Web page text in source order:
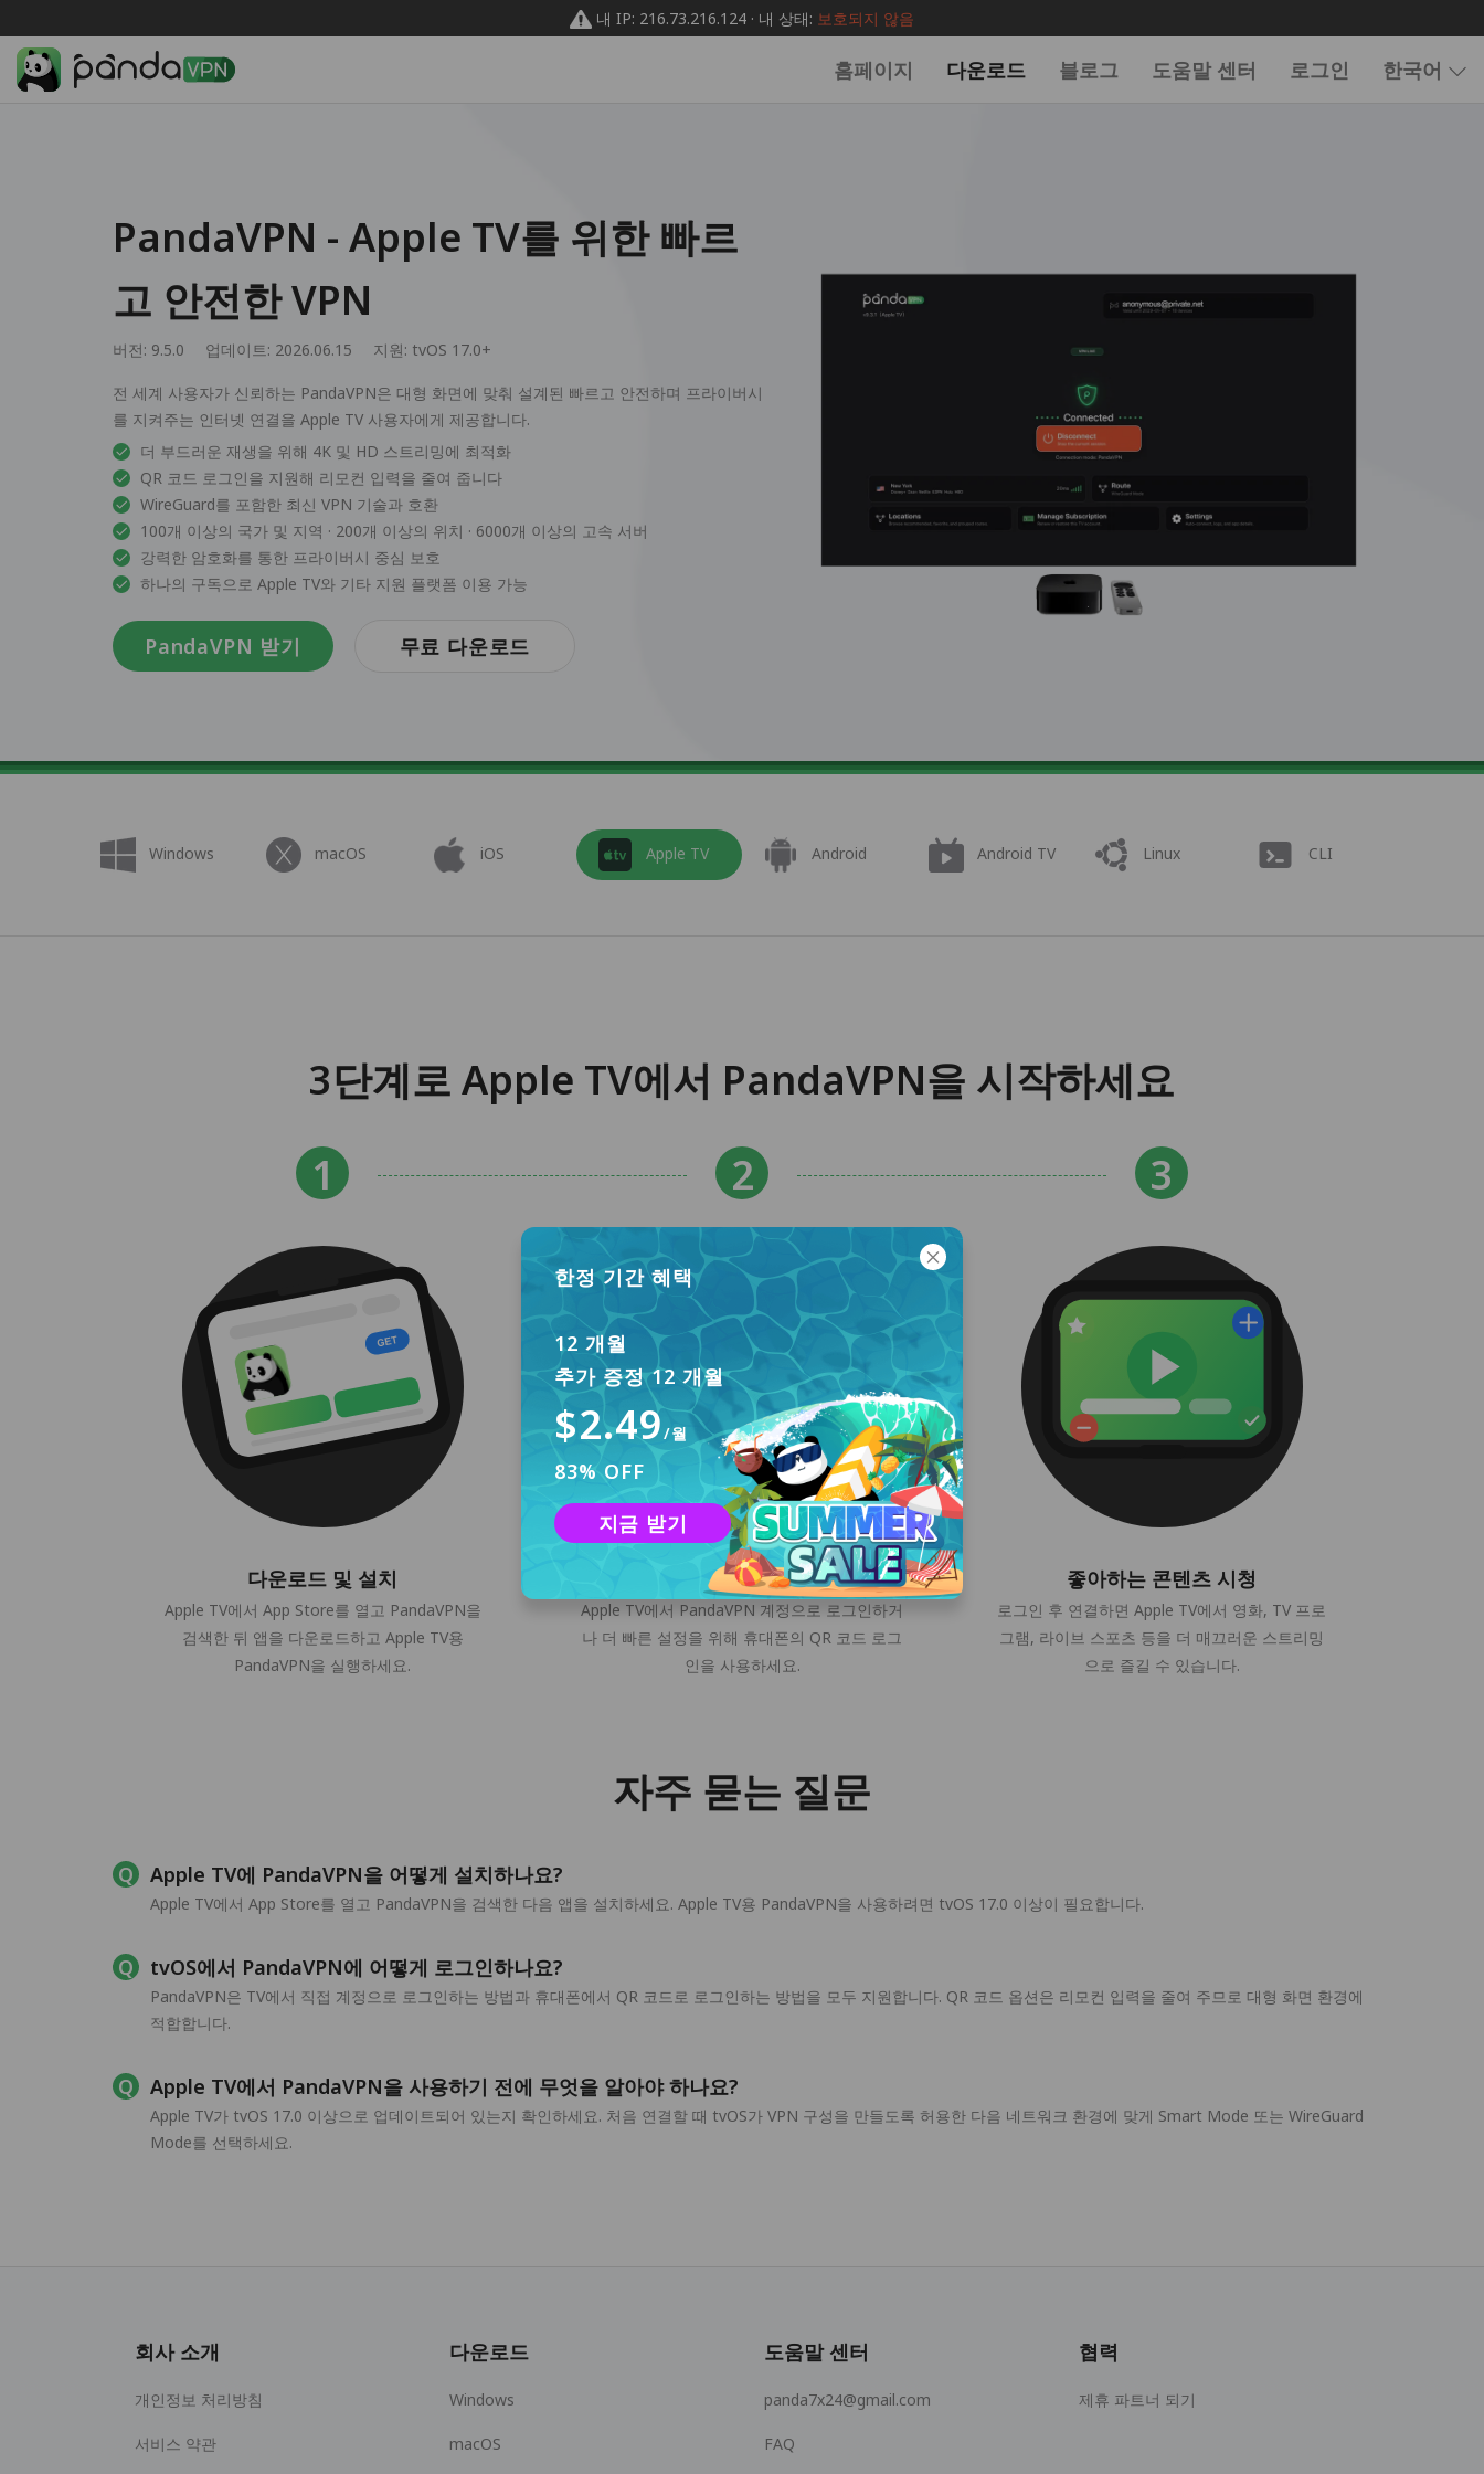
내 IP: 216.73.216.124 · 내 상태: 보호되지 않음
홈페이지 다운로드 블로그 도움말 센터 로그인 한국어
PandaVPN - Apple TV를 위한 빠르
고 안전한 VPN
버전: 9.5.0 업데이트: 2026.06.15 지원: tvOS 17.0+
전 세계 사용자가 신뢰하는 PandaVPN은 대형 화면에 맞춰 설계된 빠르고 안전하며 프라이버시
를 지켜주는 인터넷 연결을 Apple TV 사용자에게 제공합니다.
더 부드러운 재생을 위해 4K 및 HD 스트리밍에 최적화
QR 코드 로그인을 지원해 리모컨 입력을 줄여 줍니다
WireGuard를 포함한 최신 VPN 기술과 호환
100개 이상의 국가 및 지역 · 200개 이상의 위치 · 6000개 이상의 고속 서버
강력한 암호화를 통한 프라이버시 중심 보호
하나의 구독으로 Apple TV와 기타 지원 플랫폼 이용 가능
PandaVPN 받기 무료 다운로드
Windows macOS iOS Apple TV Android Android TV Linux CLI
3단계로 Apple TV에서 PandaVPN을 시작하세요
다운로드 및 설치
Apple TV에서 App Store를 열고 PandaVPN을
검색한 뒤 앱을 다운로드하고 Apple TV용
PandaVPN을 실행하세요.
PandaVPN 계정에 로그인
Apple TV에서 PandaVPN 계정으로 로그인하거
나 더 빠른 설정을 위해 휴대폰의 QR 코드 로그
인을 사용하세요.
좋아하는 콘텐츠 시청
로그인 후 연결하면 Apple TV에서 영화, TV 프로
그램, 라이브 스포츠 등을 더 매끄러운 스트리밍
으로 즐길 수 있습니다.
자주 묻는 질문
Apple TV에 PandaVPN을 어떻게 설치하나요?
Apple TV에서 App Store를 열고 PandaVPN을 검색한 다음 앱을 설치하세요. Apple TV용 PandaVPN을 사용하려면 tvOS 17.0 이상이 필요합니다.
tvOS에서 PandaVPN에 어떻게 로그인하나요?
PandaVPN은 TV에서 직접 계정으로 로그인하는 방법과 휴대폰에서 QR 코드로 로그인하는 방법을 모두 지원합니다. QR 코드 옵션은 리모컨 입력을 줄여 주므로 대형 화면 환경에
적합합니다.
Apple TV에서 PandaVPN을 사용하기 전에 무엇을 알아야 하나요?
Apple TV가 tvOS 17.0 이상으로 업데이트되어 있는지 확인하세요. 처음 연결할 때 tvOS가 VPN 구성을 만들도록 허용한 다음 네트워크 환경에 맞게 Smart Mode 또는 WireGuard
Mode를 선택하세요.
한정 기간 혜택
12 개월
추가 증정 12 개월
$2.49/월
83% OFF
지금 받기
회사 소개
개인정보 처리방침
서비스 약관
다운로드
Windows
macOS
도움말 센터
panda7x24@gmail.com
FAQ
협력
제휴 파트너 되기